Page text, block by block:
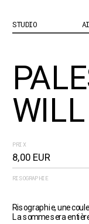
WILL
PRIX
8,00 EUR
RISOGRAPHIE
Risographie, une
La somme sera
STUDIO